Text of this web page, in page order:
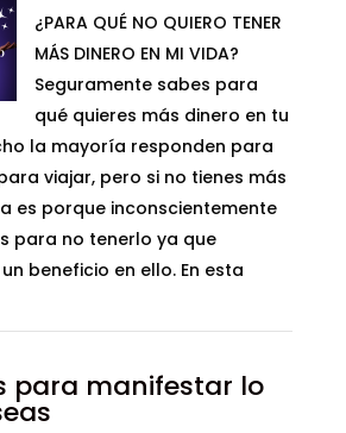
original
era:
67,00€.
actual
es:
37,00€.
¿PARA QUÉ NO QUIERO TENER
MÁS DINERO EN MI VIDA?
Seguramente sabes para
qué quieres más dinero en tu
la mayoría responden para
viajar, pero si no tienes más
es porque inconscientemente
para no tenerlo ya que
beneficio en ello. En esta
para manifestar lo